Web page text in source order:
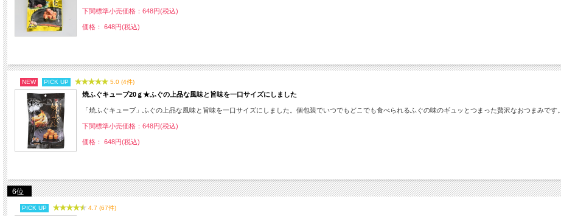
下関標準小売価格：648円(税込)
価格： 648円(税込)
NEW PICK UP 5.0 (4件)
焼ふぐキューブ20ｇ★ふぐの上品な風味と旨味を一口サイズにしました
「焼ふぐキューブ」ふぐの上品な風味と旨味を一口サイズにしました。個包装でいつでもどこでも食べられるふぐの味のギュッとつまった贅沢なおつまみです。
下関標準小売価格：648円(税込)
価格： 648円(税込)
6位
PICK UP 4.7 (67件)